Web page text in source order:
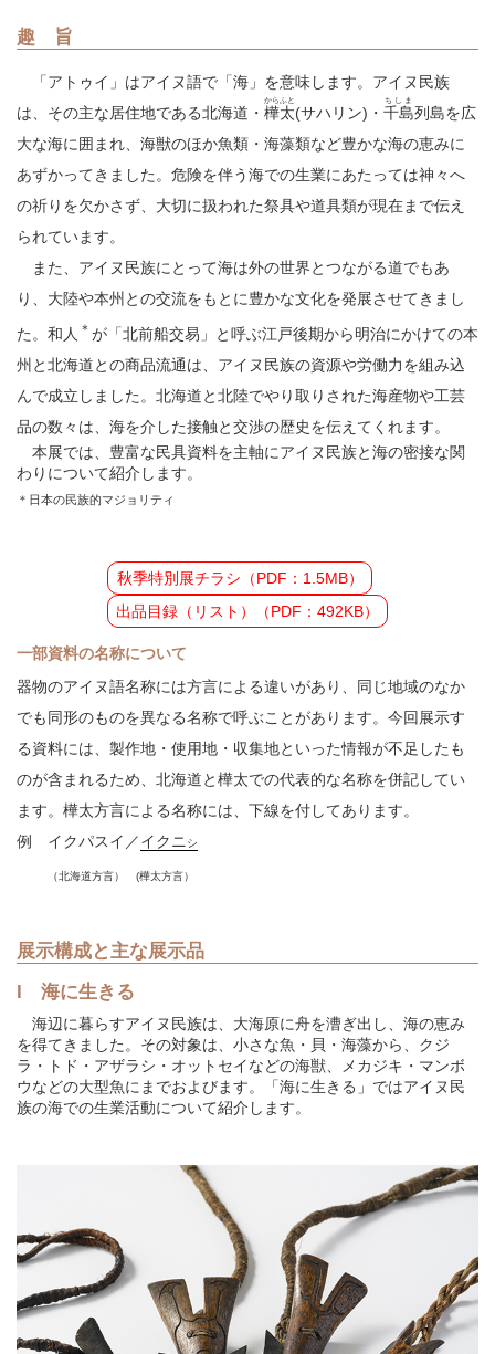
趣 旨
「アトゥイ」はアイヌ語で「海」を意味します。アイヌ民族
は、その主な居住地である北海道・ 樺太
からふと
(サハリン)・ 千島
ちしま
列島を広
大な海に囲まれ、海獣のほか魚類・海藻類など豊かな海の恵みに
あずかってきました。危険を伴う海での生業にあたっては神々へ
の祈りを欠かさず、大切に扱われた祭具や道具類が現在まで伝え
られています。
また、アイヌ民族にとって海は外の世界とつながる道でもあ
り、大陸や本州との交流をもとに豊かな文化を発展させてきまし
た。和人 ＊ が「北前船交易」と呼ぶ江戸後期から明治にかけての本
州と北海道との商品流通は、アイヌ民族の資源や労働力を組み込
んで成立しました。北海道と北陸でやり取りされた海産物や工芸
品の数々は、海を介した接触と交渉の歴史を伝えてくれます。
本展では、豊富な民具資料を主軸にアイヌ民族と海の密接な関
わりについて紹介します。
＊日本の民族的マジョリティ
秋季特別展チラシ（PDF：1.5MB）
出品目録（リスト）（PDF：492KB）
一部資料の名称について
器物のアイヌ語名称には方言による違いがあり、同じ地域のなか
でも同形のものを異なる名称で呼ぶことがあります。今回展示す
る資料には、製作地・使用地・収集地といった情報が不足したも
のが含まれるため、北海道と樺太での代表的な名称を併記してい
ます。樺太方言による名称には、下線を付してあります。
例 イクパスイ／イクニシ
（北海道方言） (樺太方言）
展示構成と主な展示品
I 海に生きる
海辺に暮らすアイヌ民族は、大海原に舟を漕ぎ出し、海の恵み
を得てきました。その対象は、小さな魚・貝・海藻から、クジ
ラ・トド・アザラシ・オットセイなどの海獣、メカジキ・マンボ
ウなどの大型魚にまでおよびます。「海に生きる」ではアイヌ民
族の海での生業活動について紹介します。